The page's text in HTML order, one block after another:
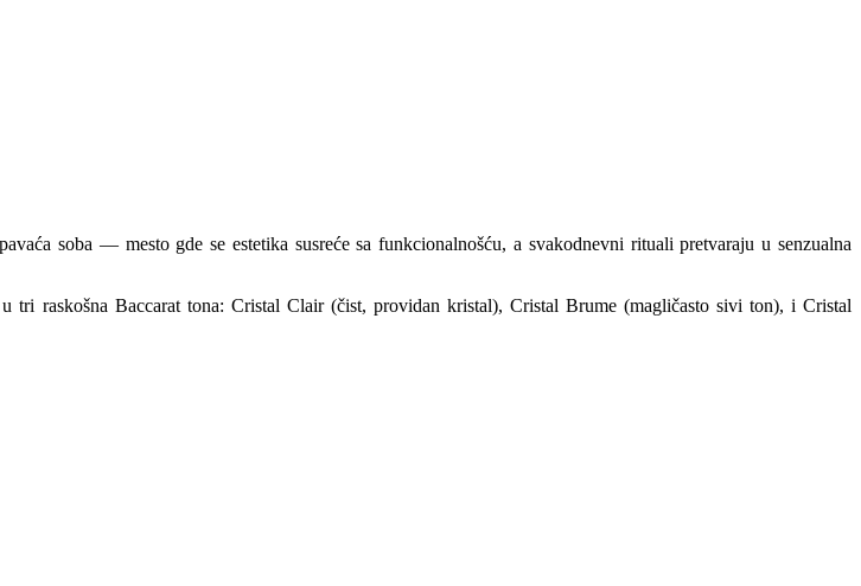
soba — mesto gde se estetika susreće sa funkcionalnošću, a svakodnevni rituali pretvaraju u senzualna
raskošna Baccarat tona: Cristal Clair (čist, providan kristal), Cristal Brume (magličasto sivi ton), i Cristal